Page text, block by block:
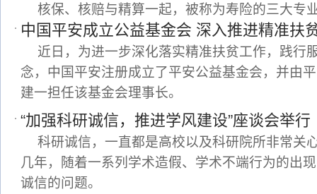
核保、核赔与精算一起，被称为寿险的三大专
中国平安成立公益基金会 深入推进精准扶
近日，为进一步深化落实精准扶贫工作，践行
念，中国平安注册成立了平安公益基金会，并由
建一担任该基金会理事长。
“加强科研诚信，推进学风建设”座谈会举行
科研诚信，一直都是高校以及科研院所非常关
几年，随着一系列学术造假、学术不端行为的出
诚信的问题。